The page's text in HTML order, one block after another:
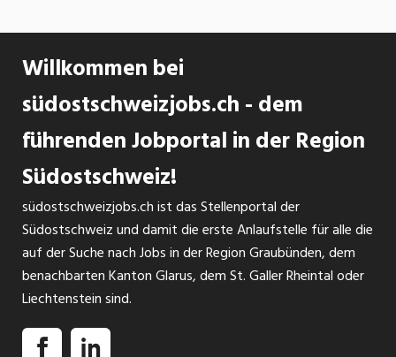
Willkommen bei
südostschweizjobs.ch - dem
führenden Jobportal in der Region
Südostschweiz!
südostschweizjobs.ch ist das Stellenportal der
Südostschweiz und damit die erste Anlaufstelle für alle die
auf der Suche nach Jobs in der Region Graubünden, dem
benachbarten Kanton Glarus, dem St. Galler Rheintal oder
Liechtenstein sind.